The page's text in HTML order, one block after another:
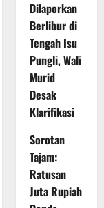
Dilaporkan
Berlibur di
Tengah Isu
Pungli, Wali
Murid
Desak
Klarifikasi
Sorotan
Tajam:
Ratusan
Juta Rupiah